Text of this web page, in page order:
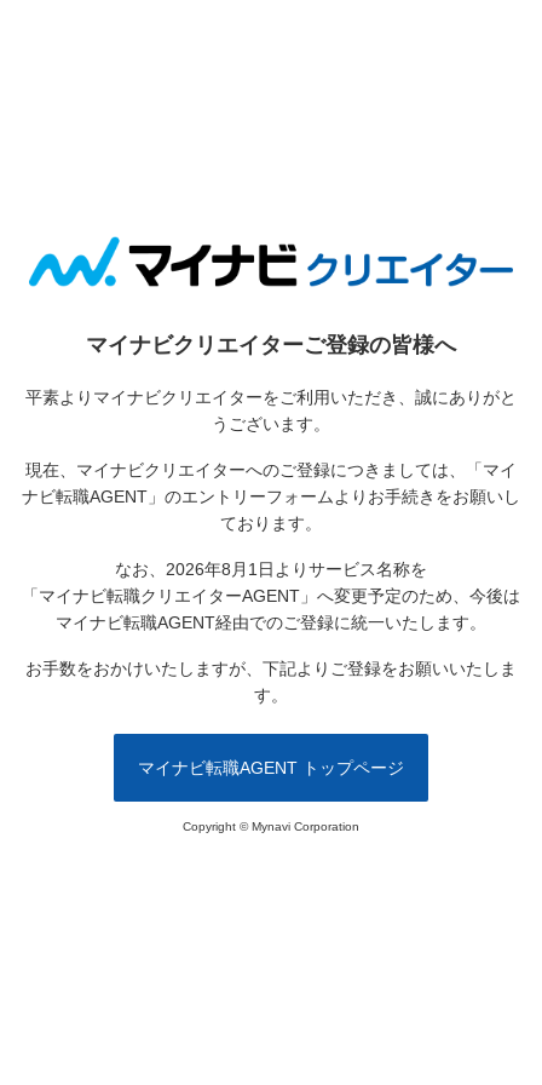
マイナビクリエイターご登録の皆様へ
平素よりマイナビクリエイターをご利用いただき、誠にありがと
うございます。
現在、マイナビクリエイターへのご登録につきましては、
「マイ
ナビ転職AGENT」のエントリーフォームよりお手続きをお願いし
ております。
なお、2026年8月1日よりサービス名称を
「マイナビ転職クリエイターAGENT」へ変更予定のため、 今後は
マイナビ転職AGENT経由でのご登録に統一いたします。
お手数をおかけいたしますが、下記よりご登録をお願いいたしま
す。
マイナビ転職AGENT トップページ
Copyright © Mynavi Corporation